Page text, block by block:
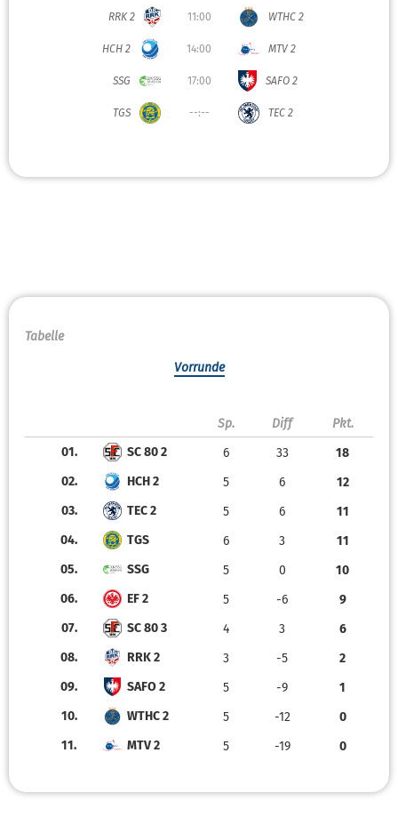
RRK 2 11:00 WTHC 2
HCH 2 14:00 MTV 2
SSG 17:00 SAFO 2
TGS --:-- TEC 2
Tabelle
Vorrunde
Sp. Diff
Pkt.
01.
SC 80 2 6 33
18
02.
HCH 2 5 6
12
03.
TEC 2 5 6
11
04.
TGS 6 3
11
05.
SSG 5 0
10
06.
EF 2 5 -6
9
07.
SC 80 3 4 3
6
08.
RRK 2 3 -5
2
09.
SAFO 2 5 -9
1
10.
WTHC 2 5 -12
0
11.
MTV 2 5 -19 0